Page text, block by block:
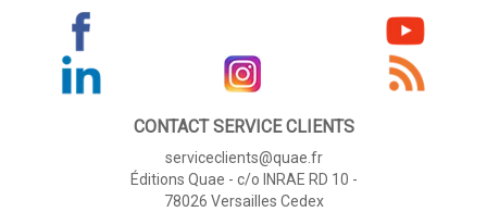
CONTACT SERVICE CLIENTS
serviceclients@quae.fr
Éditions Quae - c/o INRAE RD 10 -
78026 Versailles Cedex